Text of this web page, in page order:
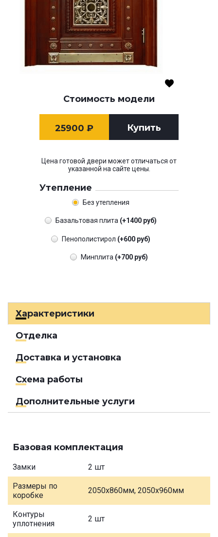
Стоимость модели
25900 ₽ Купить
Цена готовой двери может отличаться от
указанной на сайте цены.
Утепление
Без утепления
Базальтовая плита (+1400 руб)
Пенополистирол (+600 руб)
Минплита (+700 руб)
Характеристики
Отделка
Доставка и установка
Схема работы
Дополнительные услуги
Базовая комплектация
Замки 2 шт
Размеры по
коробке
2050х860мм, 2050х960мм
Контуры
уплотнения
2 шт